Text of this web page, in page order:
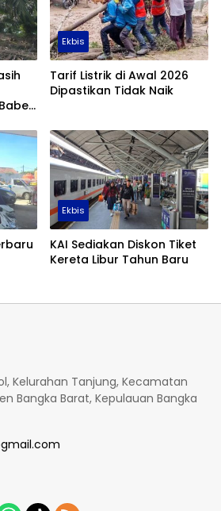
Ekbis
Tarif Listrik di Awal 2026
Dipastikan Tidak Naik
Ekbis
KAI Sediakan Diskon Tiket
Kereta Libur Tahun Baru
Kelurahan Tanjung, Kecamatan
Bangka Barat, Kepulauan Bangka